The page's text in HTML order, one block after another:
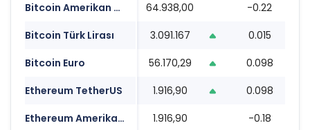
Bitcoin Amerikan Doları
64.938,00 -0.22
Bitcoin Türk Lirası
3.091.167 0.015
Bitcoin Euro
56.170,29 0.098
Ethereum TetherUS
1.916,90 0.098
Ethereum Amerikan Doları
1.916,90 -0.18